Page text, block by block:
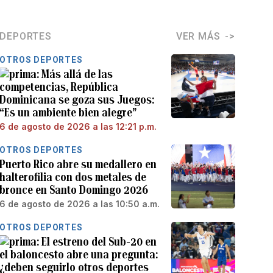
DEPORTES VER MÁS
OTROS DEPORTES
Más allá de las
competencias, República
Dominicana se goza sus Juegos:
“Es un ambiente bien alegre”
6 de agosto de 2026 a las 12:21 p.m.
OTROS DEPORTES
Puerto Rico abre su medallero en
halterofilia con dos metales de
bronce en Santo Domingo 2026
6 de agosto de 2026 a las 10:50 a.m.
OTROS DEPORTES
El estreno del Sub-20 en
el baloncesto abre una pregunta:
¿deben seguirlo otros deportes